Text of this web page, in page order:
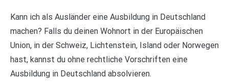
Kann ich als Ausländer eine Ausbildung in Deutschland
machen? Falls du deinen Wohnort in der Europäischen
Union, in der Schweiz, Lichtenstein, Island oder Norwegen
hast, kannst du ohne rechtliche Vorschriften eine
Ausbildung in Deutschland absolvieren.